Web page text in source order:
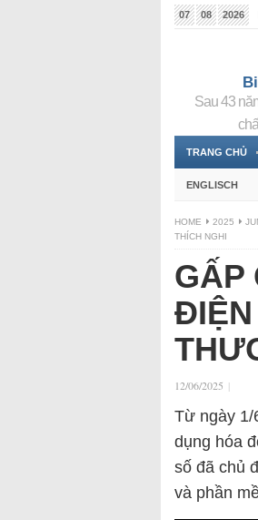
07 08 2026
Sau 43
TRANG CHỦ
ENGLISCH
HOME 2025
THÍCH NGHI
GẤP
ĐIỆN
12/06/2025 |
Từ ngày 1/
dụng hóa
số đã chủ
và phần